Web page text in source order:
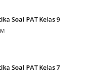
Soal PAT Kelas 9
Soal PAT Kelas 7